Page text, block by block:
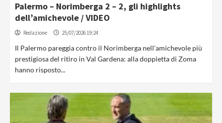
Palermo – Norimberga 2 – 2, gli highlights
dell’amichevole / VIDEO
Redazione 25/07/2026 19:24
Il Palermo pareggia contro il Norimberga nell'amichevole più
prestigiosa del ritiro in Val Gardena: alla doppietta di Zoma
hanno risposto...